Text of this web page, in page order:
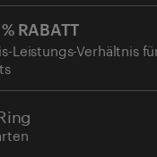
RABATT
Leistungs-Verhältnis